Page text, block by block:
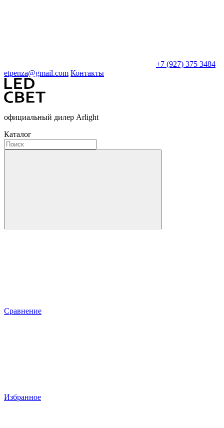
+7 (927) 375 3484
etpenza@gmail.com Контакты
официальный дилер Arlight
Каталог
Сравнение
Избранное